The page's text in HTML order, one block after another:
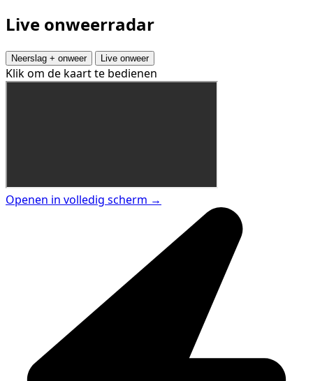
Live onweerradar
Neerslag + onweer Live onweer
Klik om de kaart te bedienen
Openen in volledig scherm →